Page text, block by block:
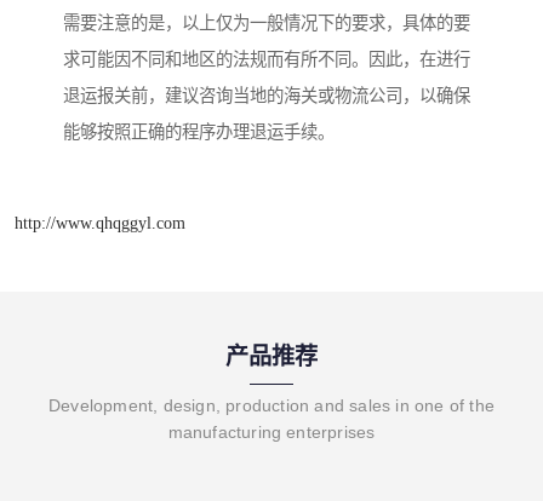
需要注意的是，以上仅为一般情况下的要求，具体的要
求可能因不同和地区的法规而有所不同。因此，在进行
退运报关前，建议咨询当地的海关或物流公司，以确保
能够按照正确的程序办理退运手续。
http://www.qhqggyl.com
产品推荐
Development, design, production and sales in one of the
manufacturing enterprises